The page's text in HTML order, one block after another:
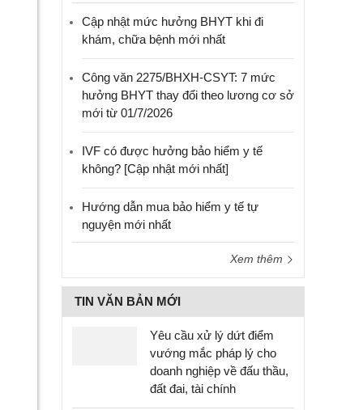
Cập nhật mức hưởng BHYT khi đi
khám, chữa bệnh mới nhất
Công văn 2275/BHXH-CSYT: 7 mức
hưởng BHYT thay đổi theo lương cơ sở
mới từ 01/7/2026
IVF có được hưởng bảo hiểm y tế
không? [Cập nhật mới nhất]
Hướng dẫn mua bảo hiểm y tế tự
nguyện mới nhất
Xem thêm
TIN VĂN BẢN MỚI
Yêu cầu xử lý dứt điểm
vướng mắc pháp lý cho
doanh nghiệp về đấu thầu,
đất đai, tài chính